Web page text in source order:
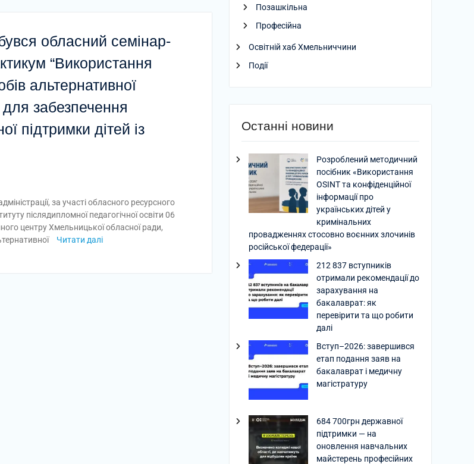
обласний семінар-
“Використання
альтернативної
для забезпечення
підтримки дітей із
за участі обласного ресурсного
післядипломної педагогічної освіти 06
центру Хмельницької обласної ради,
Читати далі
Позашкільна
Професійна
Освітній хаб Хмельниччини
Події
Останні новини
Розроблений методичний
посібник «Використання
OSINT та конфіденційної
інформації про
українських дітей у
кримінальних
провадженнях стосовно воєнних злочинів
російської федерації»
212 837 вступників
отримали рекомендації до
зарахування на
бакалаврат: як
перевірити та що робити
далі
Вступ–2026: завершився
етап подання заяв на
бакалаврат і медичну
магістратуру
684 700грн державної
підтримки — на
оновлення навчальних
майстерень професійних